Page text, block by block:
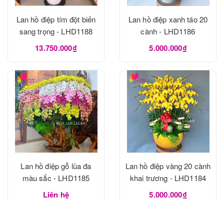
Lan hồ điệp tím đột biến
sang trọng - LHD1188
13.750.000₫
Lan hồ điệp xanh táo 20
cành - LHD1186
5.000.000₫
Lan hồ điệp gỗ lũa đa
màu sắc - LHD1185
Liên hệ
Lan hồ điệp vàng 20 cành
khai trương - LHD1184
5.000.000₫